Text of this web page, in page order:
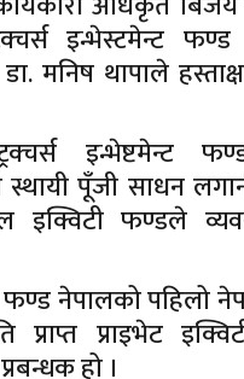
इन्भेस्टमेन्ट
मनिष थापाले
इन्भेष्टमेन्ट
पूँजी साधन
इक्विटी फण्डले
नेपालको पहिलो
प्राप्त प्राइभेट
हो ।